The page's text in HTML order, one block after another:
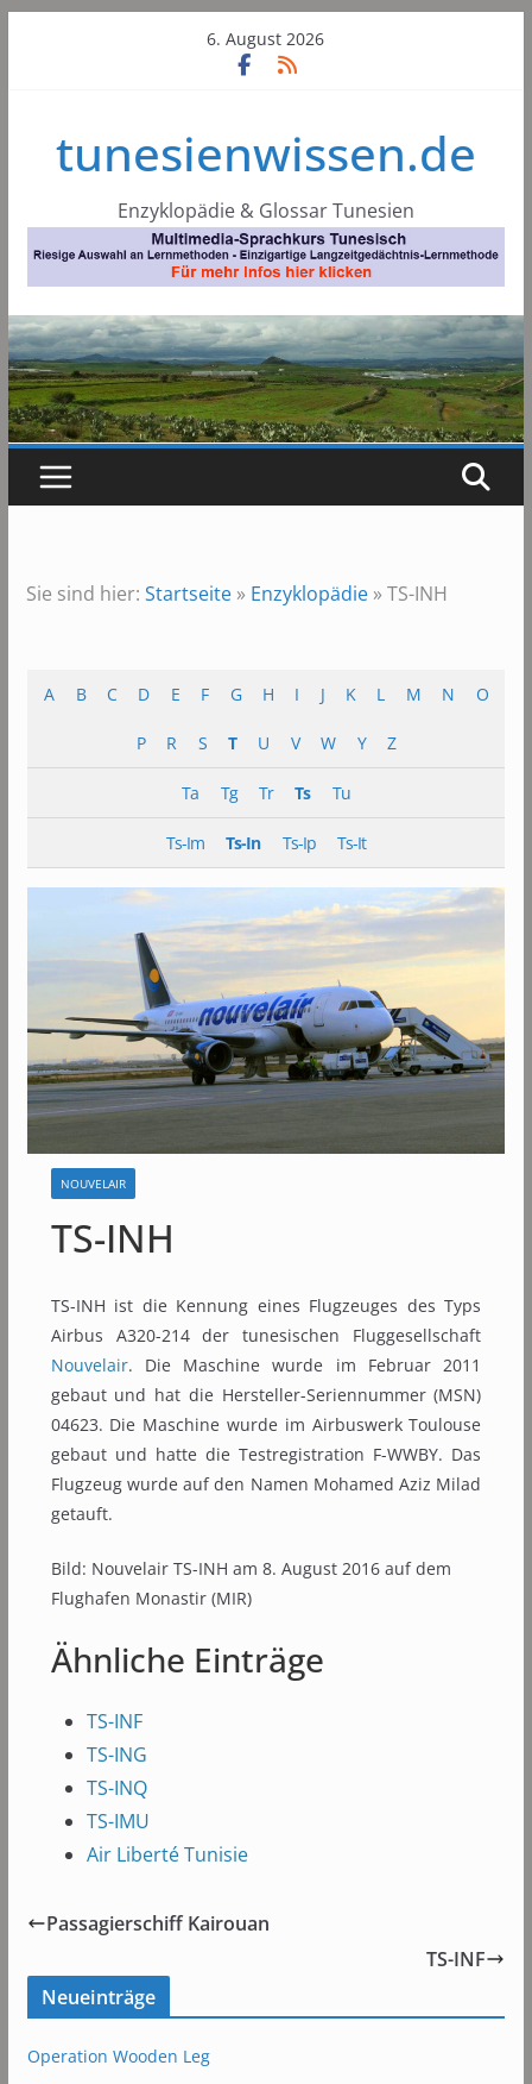
6. August 2026
tunesienwissen.de
Enzyklopädie & Glossar Tunesien
Sie sind hier: Startseite» Enzyklopädie»TS-INH
A B C D E F G H I J K L M N O
P R S T U V W Y Z
Ta Tg Tr Ts Tu
Ts-Im Ts-In Ts-Ip Ts-It
NOUVELAIR
TS-INH
TS-INH ist die Kennung eines Flugzeuges des Typs
Airbus A320-214 der tunesischen Fluggesellschaft
Nouvelair. Die Maschine wurde im Februar 2011
gebaut und hat die Hersteller-Seriennummer (MSN)
04623. Die Maschine wurde im Airbuswerk Toulouse
gebaut und hatte die Testregistration F-WWBY. Das
Flugzeug wurde auf den Namen Mohamed Aziz Milad
getauft.
Bild: Nouvelair TS-INH am 8. August 2016 auf dem
Flughafen Monastir (MIR)
Ähnliche Einträge
TS-INF
TS-ING
TS-INQ
TS-IMU
Air Liberté Tunisie
Passagierschiff Kairouan
TS-INF
Neueinträge
Operation Wooden Leg